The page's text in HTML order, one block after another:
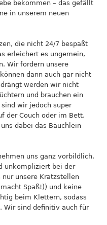
bekommen – das gefällt
in unserem neuen
die nicht 24/7 bespaßt
erleichert es ungemein,
Wir fordern unsere
dann auch gar nicht
werden wir nicht
und brauchen ein
sind wir jedoch super
der Couch oder im Bett.
dabei das Bäuchlein
uns ganz vorbildlich.
unkompliziert bei der
nur unsere Kratzstellen
Spaß!)) und keine
beim Klettern, sodass
Wir sind definitiv auch für